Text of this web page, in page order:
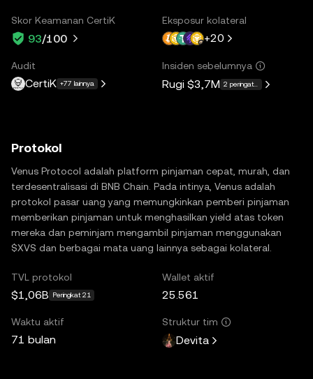
Skor Keamanan CertiK
93/100
Eksposur kolateral
+20
Audit
CertiK +77 lainnya
Insiden sebelumnya
Rugi $3,7M 2 peringatan
Protokol
Venus Protocol adalah platform pinjaman cepat, murah, dan
terdesentralisasi di BNB Chain. Pada intinya, Venus adalah
protokol pasar uang yang memungkinkan pemberi pinjaman
memberikan pinjaman untuk menghasilkan yield atas token
mereka dan peminjam mengambil pinjaman menggunakan
$XVS dan berbagai mata uang lainnya sebagai kolateral.
TVL protokol
$1,06B Peringkat 21
Wallet aktif
25.561
Waktu aktif
71 bulan
Struktur tim
Devita